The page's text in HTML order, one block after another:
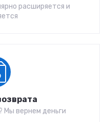
расширяется и
Мы вернем деньги